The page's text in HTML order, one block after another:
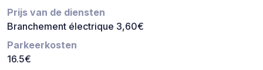
Prijs van de diensten
Branchement électrique 3,60€
Parkeerkosten
16.5€